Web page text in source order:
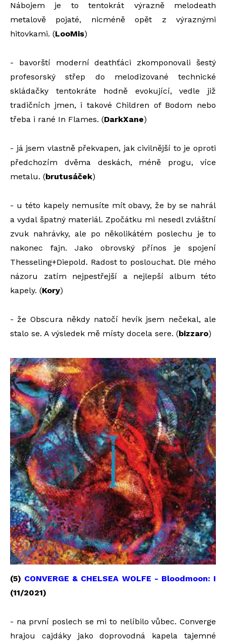
Nábojem je to tentokrát výrazně melodeath
metalově pojaté, nicméně opět z výraznými
hitovkami. (LooMis)
- bavorští moderní deathťáci zkomponovali šestý
profesorský střep do melodizované technické
skládačky tentokráte hodně evokující, vedle již
tradičních jmen, i takové Children of Bodom nebo
třeba i rané In Flames. (DarkXane)
- já jsem vlastně překvapen, jak civilnější to je oproti
předchozím dvěma deskách, méně progu, více
metalu. (brutusáček)
- u této kapely nemusíte mít obavy, že by se nahrál
a vydal špatný materiál. Zpočátku mi nesedl zvláštní
zvuk nahrávky, ale po několikátém poslechu je to
nakonec fajn. Jako obrovský přínos je spojení
Thesseling+Diepold. Radost to poslouchat. Dle mého
názoru zatím nejpestřejší a nejlepší album této
kapely. (Kory)
- že Obscura někdy natočí hevík jsem nečekal, ale
stalo se. A výsledek mě místy docela sere. (bizzaro)
(5) CONVERGE & CHELSEA WOLFE - Bloodmoon: I
(11/2021)
- na první poslech se mi to nelíbilo vůbec. Converge
hrajou cajdáky jako doprovodná kapela tajemné